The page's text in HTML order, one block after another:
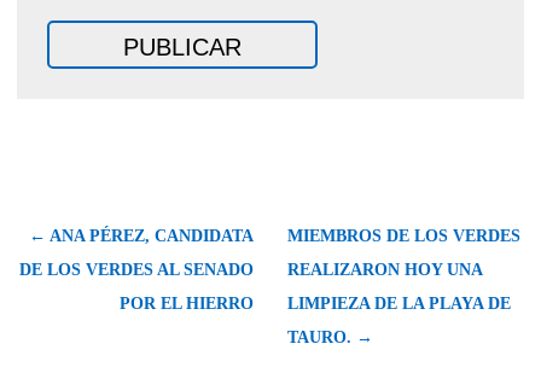
← ANA PÉREZ, CANDIDATA
DE LOS VERDES AL SENADO
POR EL HIERRO
MIEMBROS DE LOS VERDES
REALIZARON HOY UNA
LIMPIEZA DE LA PLAYA DE
TAURO. →